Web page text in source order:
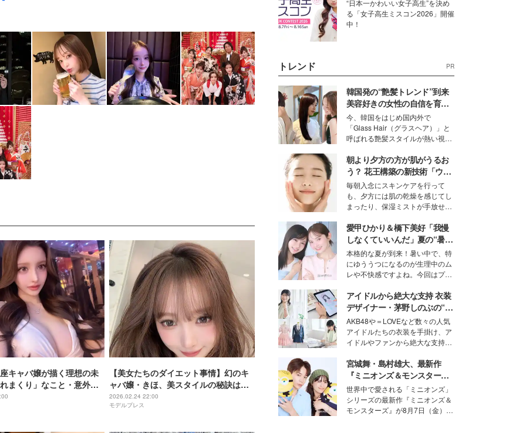
キャバ嬢が描く理想の未
まくり」なこと・意外な
ルプレスインタビュー】
【美女たちのダイエット事情】幻のキ
ャバ嬢・きほ、美スタイルの秘訣は食
事 "2週間で5キロ減”5分で作れるサラ
ダ＆地元味噌レシピ
2026.02.24 22:00
モデルプレス
“日本一かわいい女子高生”を決め
る「女子高生ミスコン2026」開催
中！
トレンド PR
韓国発の“艶髪トレンド”到来
美容好きの女性の自信を育む
「ヘアケア事情」って？
今、韓国をはじめ国内外で
「Glass Hair（グラスヘア）」と
呼ばれる艶髪スタイルが熱い視線
ションの完成度を高めるベースと
して、“髪そのものの美しさ”に改
めて注目する人が増えている様
子。今回は、そんな憧れの艶やか
な髪を日常で叶える、美容好きの
女性たちのヘアケア事情を紹介し
ます。
朝より夕方の方が肌がうるお
う？ 花王構築の新技術「ウォ
ーターキャプチャリングスキ
ン（捕水肌）」がスキンケア
の常識を変える予感
毎朝入念にスキンケアを行って
も、夕方には肌の乾燥を感じてし
まったり、保湿ミストが手放せな
な美容の常識を大きく変える可能
性を秘めた、革新的な「Water
Capturing Skin（ウォーターキャ
プチャリングスキン：捕水肌）」
技術を、花王が構築した。
愛甲ひかり＆橋下美好「我慢
しなくていいんだ」夏の“暑さ
対策”の新しい選択肢とは？
本格的な夏が到来！暑い中で、特
にゆううつになるのが生理中のム
レや不快感ですよね。今回はプラ
モデル・愛甲ひかりさんと橋下美
好さんを迎えて本音で女子会トー
ク。猛暑のお出かけを快適に過ご
すヒントや、2人が感動した夏の
生理の新常識にも迫りました。
アイドルから絶大な支持 衣装
デザイナー・茅野しのぶの“可
愛い”を作る美学＜「シチズン
クロスシー」インタビュー＞
AKB48や＝LOVEなど数々の人気
アイドルたちの衣装を手掛け、ア
イドルやファンから絶大な支持を
取締役兼クリエイティブディレク
ター・茅野しのぶ。一人ひとりの
個性に寄り添い、魅力を引き出す
衣装作りは、多くの女性たちに勇
気と自信を与え続けている。
宮城舞・島村雄大、最新作
『ミニオンズ＆モンスター
ズ』の魅力熱弁 ハチャメチャ
だけじゃない“友情と絆”に感
動
世界中で愛される「ミニオンズ」
シリーズの最新作『ミニオンズ＆
モンスターズ』が8月7日（金）に